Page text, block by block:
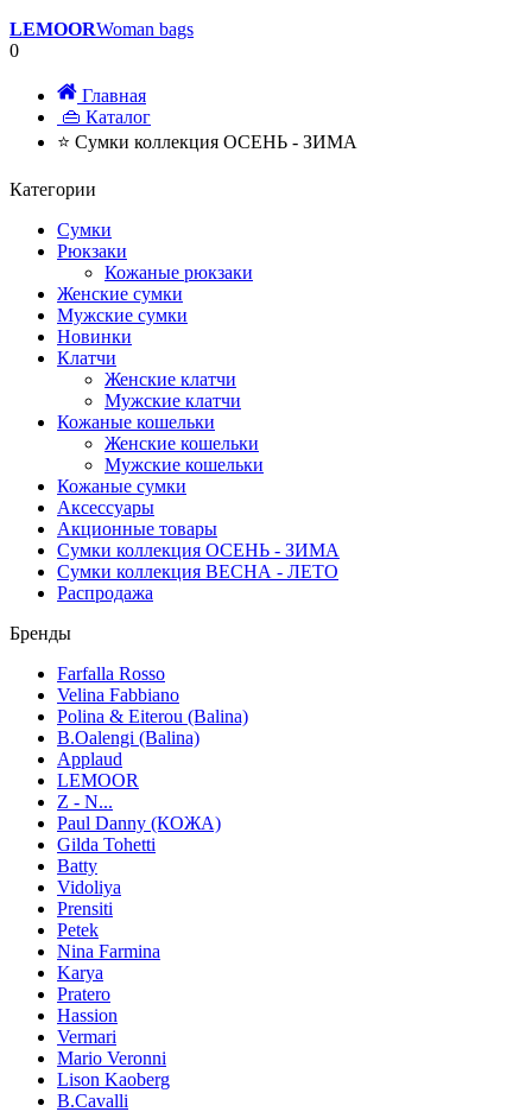
LEMOORWoman bags
0
Главная
👜 Каталог
⭐ Сумки коллекция ОСЕНЬ - ЗИМА
Категории
Сумки
Рюкзаки
Кожаные рюкзаки
Женские сумки
Мужские сумки
Новинки
Клатчи
Женские клатчи
Мужские клатчи
Кожаные кошельки
Женские кошельки
Мужские кошельки
Кожаные сумки
Аксессуары
Акционные товары
Сумки коллекция ОСЕНЬ - ЗИМА
Сумки коллекция ВЕСНА - ЛЕТО
Распродажа
Бренды
Farfalla Rosso
Velina Fabbiano
Polina & Eiterou (Balina)
B.Oalengi (Balina)
Applaud
LEMOOR
Z - N...
Paul Danny (КОЖА)
Gilda Tohetti
Batty
Vidoliya
Prensiti
Petek
Nina Farmina
Karya
Pratero
Hassion
Vermari
Mario Veronni
Lison Kaoberg
B.Cavalli